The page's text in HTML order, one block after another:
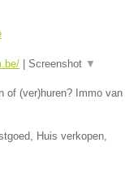
Screenshot ▼
of (ver)huren? Immo van
Huis verkopen,